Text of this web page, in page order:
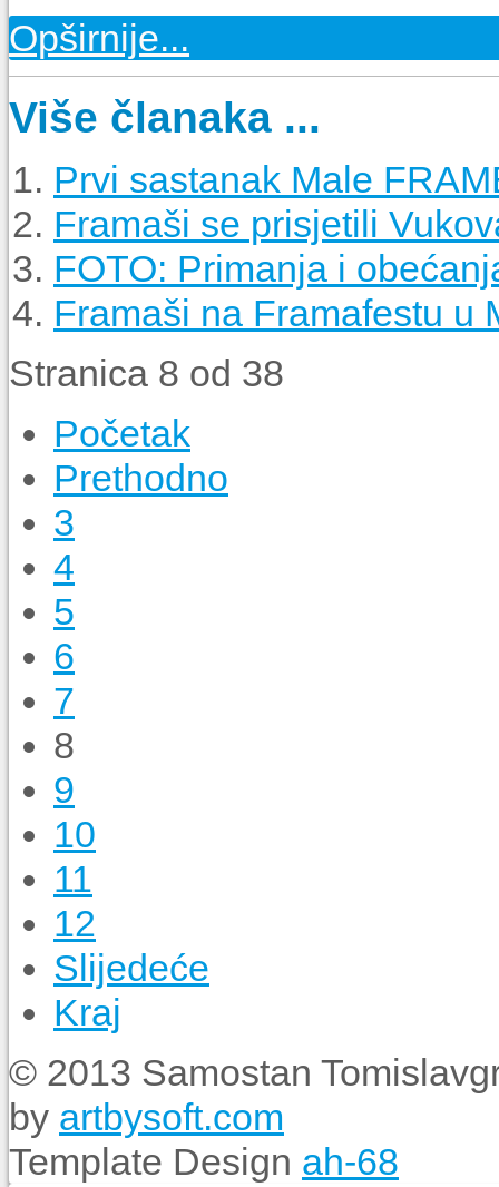
Opširnije...
Više članaka ...
Prvi sastanak Male
Framaši se prisjetili
FOTO: Primanja i
Framaši na Framafestu u
Stranica 8 od 38
Početak
Prethodno
3
4
5
6
7
8
9
10
11
12
Slijedeće
Kraj
© 2013 Samostan
by artbysoft.com
Template Design ah-68